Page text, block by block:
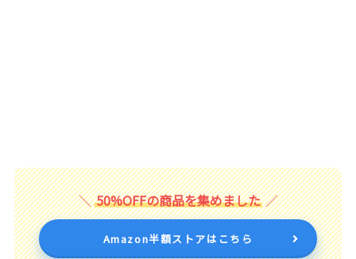
50%OFFの商品を集めました
Amazon半額ストアはこちら